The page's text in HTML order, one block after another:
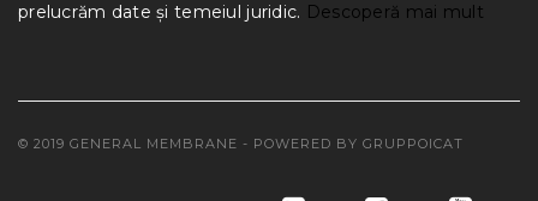
prelucrăm date și temeiul juridic. Descoperă mai mult
© 2019 GENERAL MEMBRANE - POWERED BY GRUPPOICAT